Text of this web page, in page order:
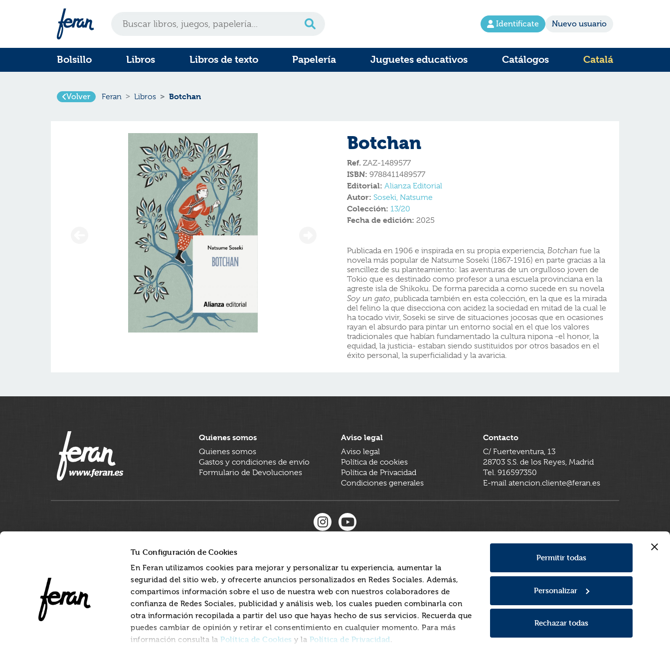
Tu Configuración de Cookies
En Feran utilizamos cookies para mejorar y personalizar tu experiencia, aumentar la
seguridad del sitio web, y ofrecerte anuncios personalizados en Redes Sociales. Además,
compartimos información sobre el uso de nuestra web con nuestros colaboradores de
confianza de Redes Sociales, publicidad y análisis web, los cuales pueden combinarla con
otra información recopilada a partir del uso que hayas hecho de sus servicios. Recuerda que
puedes cambiar de opinión y retirar el consentimiento en cualquier momento. Para más
información consulta laPolítica de Cookies y la Política de Privacidad.
Permitir todas
Personalizar
Rechazar todas
Identifícate Nuevo usuario
Bolsillo Libros Libros de texto Papelería Juguetes educativos Catálogos Catalá
Volver Feran Libros Botchan
Botchan
Ref. ZAZ-1489577
ISBN: 9788411489577
Editorial: Alianza Editorial
Autor: Soseki, Natsume
Colección: 13/20
Fecha de edición: 2025
Publicada en 1906 e inspirada en su propia experiencia, Botchan fue la
novela más popular de Natsume Soseki (1867-1916) en parte gracias a la
sencillez de su planteamiento: las aventuras de un orgulloso joven de
Tokio que es destinado como profesor a una escuela provinciana en la
agreste isla de Shikoku. De forma parecida a como sucede en su novela
Soy un gato, publicada también en esta colección, en la que es la mirada
del felino la que disecciona con acidez la sociedad en mitad de la cual le
ha tocado vivir, Soseki se sirve de situaciones jocosas que en ocasiones
rayan el absurdo para pintar un entorno social en el que los valores
tradicionales que habían fundamentado la cultura nipona -el honor, la
equidad, la justicia- estaban siendo sustituidos por otros basados en el
éxito personal, la superficialidad y la avaricia.
Quienes somos
Quienes somos
Gastos y condiciones de envío
Formulario de Devoluciones
Aviso legal
Aviso legal
Política de cookies
Política de Privacidad
Condiciones generales
Contacto
C/ Fuerteventura, 13
28703 S.S. de los Reyes, Madrid
Tel. 916597350
E-mail atencion.cliente@feran.es